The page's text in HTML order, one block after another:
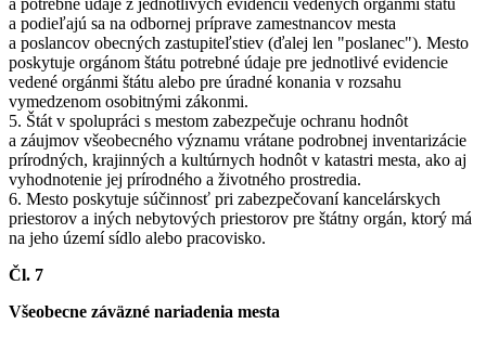
a podieľajú sa na odbornej príprave zamestnancov mesta
a poslancov obecných zastupiteľstiev (ďalej len "poslanec"). Mesto
poskytuje orgánom štátu potrebné údaje pre jednotlivé evidencie
vedené orgánmi štátu alebo pre úradné konania v rozsahu
vymedzenom osobitnými zákonmi.
5. Štát v spolupráci s mestom zabezpečuje ochranu hodnôt
a záujmov všeobecného významu vrátane podrobnej inventarizácie
prírodných, krajinných a kultúrnych hodnôt v katastri mesta, ako aj
vyhodnotenie jej prírodného a životného prostredia.
6. Mesto poskytuje súčinnosť pri zabezpečovaní kancelárskych
priestorov a iných nebytových priestorov pre štátny orgán, ktorý má
na jeho území sídlo alebo pracovisko.
Čl. 7
Všeobecne záväzné nariadenia mesta